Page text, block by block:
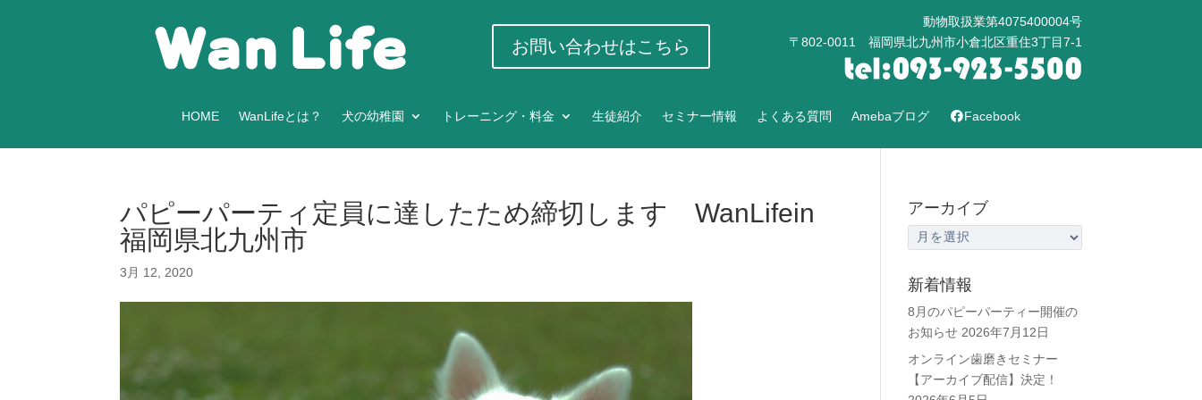
お問い合わせはこちら
動物取扱業第4075400004号
〒802-0011 福岡県北九州市小倉北区重住3丁目7-1
HOME WanLifeとは？ 犬の幼稚園 トレーニング・料金 生徒紹介 セミナー情報 よくある質問 Amebaブログ Facebook
パピーパーティ定員に達したため締切します WanLifein
福岡県北九州市
3月 12, 2020
アーカイブ
ア
ー
カ
イ
ブ
新着情報
8月のパピーパーティー開催の
お知らせ 2026年7月12日
オンライン歯磨きセミナー
【アーカイブ配信】決定！